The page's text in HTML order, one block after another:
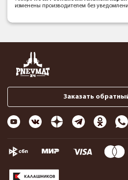
изменены производителем без
Заказать